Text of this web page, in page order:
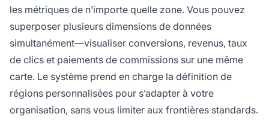
les métriques de n’importe quelle zone. Vous pouvez
superposer plusieurs dimensions de données
simultanément—visualiser conversions, revenus, taux
de clics et paiements de commissions sur une même
carte. Le système prend en charge la définition de
régions personnalisées pour s’adapter à votre
organisation, sans vous limiter aux frontières standards.